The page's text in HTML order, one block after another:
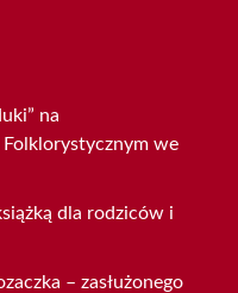
na
we
dla rodziców i
– zasłużonego